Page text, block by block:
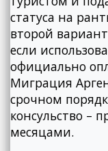
статуса на
второй
если
официально
Миграция
срочном
консульство –
месяцами.